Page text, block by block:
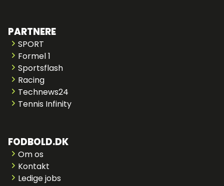
PARTNERE
SPORT
Formel 1
Sportsflash
Racing
Technews24
Tennis Infinity
FODBOLD.DK
Om os
Kontakt
Ledige jobs